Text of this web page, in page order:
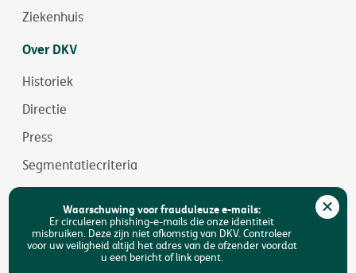
Ziekenhuis
Over DKV
Historiek
Directie
Press
Segmentatiecriteria
Jobs
Duurzaamheid
Toegankelijkheid
Waarschuwing voor frauduleuze e-mails:
Er circuleren phishing-e-mails die onze identiteit
misbruiken. Deze zijn niet afkomstig van DKV. Controleer
voor uw veiligheid altijd het adres van de afzender voordat
u een bericht of link opent.